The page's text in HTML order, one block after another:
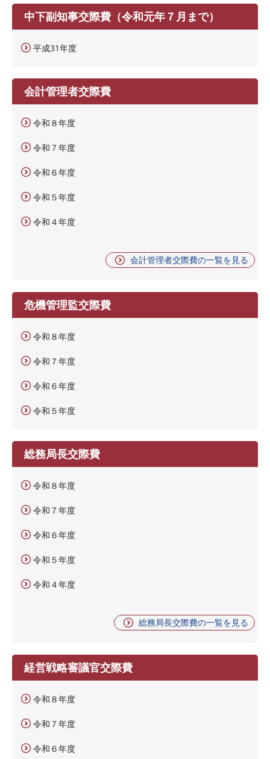
中下副知事交際費（令和元年７月まで）
平成31年度
会計管理者交際費
令和８年度
令和７年度
令和６年度
令和５年度
令和４年度
会計管理者交際費の一覧を見る
危機管理監交際費
令和８年度
令和７年度
令和６年度
令和５年度
総務局長交際費
令和８年度
令和７年度
令和６年度
令和５年度
令和４年度
総務局長交際費の一覧を見る
経営戦略審議官交際費
令和８年度
令和７年度
令和６年度